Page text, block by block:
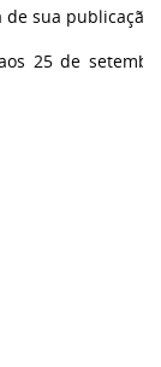
sua publicação.
25 de